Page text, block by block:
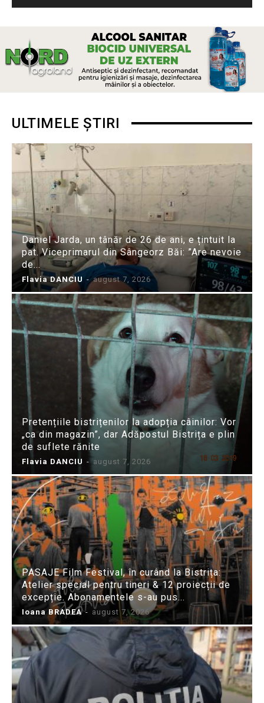
ULTIMELE ȘTIRI
Daniel Jarda, un tânăr de 26 de ani, e țintuit la
pat. Viceprimarul din Sângeorz Băi: ”Are nevoie
de...
Flavia DANCIU - august 7, 2026
Pretențiile bistrițenilor la adopția câinilor: Vor
„ca din magazin”, dar Adăpostul Bistrița e plin
de suflete rănite
Flavia DANCIU - august 7, 2026
PASAJE Film Festival, în curând la Bistrița:
Atelier special pentru tineri & 12 proiecții de
excepție. Abonamentele s-au pus...
Ioana BRADEA - august 7, 2026